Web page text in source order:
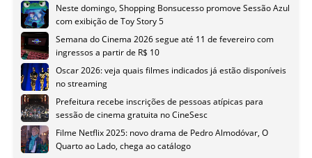
Neste domingo, Shopping Bonsucesso promove Sessão Azul
com exibição de Toy Story 5
Semana do Cinema 2026 segue até 11 de fevereiro com
ingressos a partir de R$ 10
Oscar 2026: veja quais filmes indicados já estão disponíveis
no streaming
Prefeitura recebe inscrições de pessoas atípicas para
sessão de cinema gratuita no CineSesc
Filme Netflix 2025: novo drama de Pedro Almodóvar, O
Quarto ao Lado, chega ao catálogo